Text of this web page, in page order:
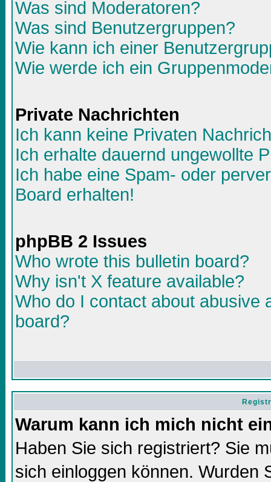
Was sind Moderatoren?
Was sind Benutzergruppen?
Wie kann ich einer
Wie werde ich ein
Private Nachrichten
Ich kann keine Privaten
Ich erhalte dauernd ungewollte
Ich habe eine Spam- oder
Board erhalten!
phpBB 2 Issues
Who wrote this bulletin board?
Why isn't X feature available?
Who do I contact about abusive
board?
Warum kann ich mich nicht
Haben Sie sich registriert? Sie
sich einloggen können. Wurden